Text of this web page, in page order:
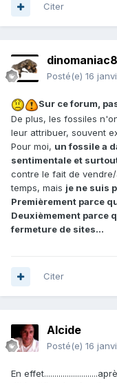
Citer
Posté(e) 16
Sur ce forum,
De plus, les fossiles
leur attribuer, souvent
Pour moi, un fossile a
sentimentale et
contre le fait de
temps, mais je ne suis
Premièrement parce
Deuxièmement parce
fermeture de sites...
Citer
Alcide
Posté(e) 16
En